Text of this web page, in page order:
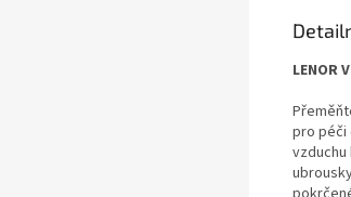
LENOR
pro péči